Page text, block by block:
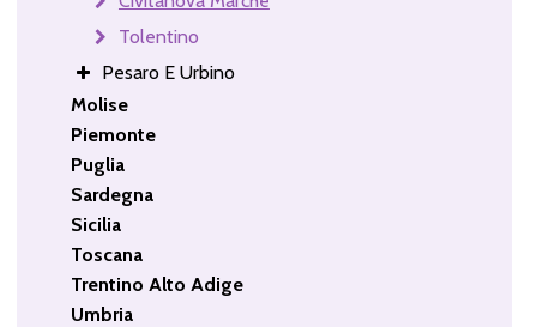
Tolentino
Pesaro E Urbino
Molise
Piemonte
Puglia
Sardegna
Sicilia
Toscana
Trentino Alto Adige
Umbria